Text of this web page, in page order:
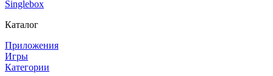
Singlebox
Каталог
Приложения
Игры
Категории